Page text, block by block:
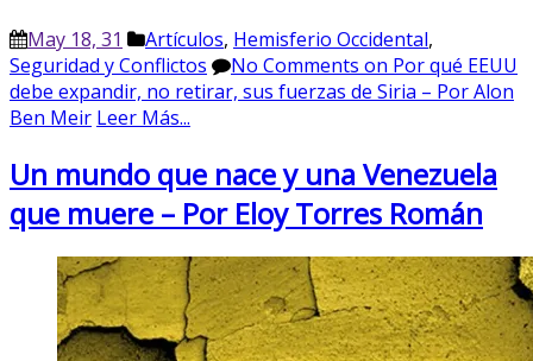
May 18, 31 Artículos, Hemisferio Occidental,
Seguridad y Conflictos
No Comments on Por qué EEUU
debe expandir, no retirar, sus fuerzas de Siria – Por Alon
Ben Meir Leer Más...
Un mundo que nace y una Venezuela
que muere – Por Eloy Torres Román